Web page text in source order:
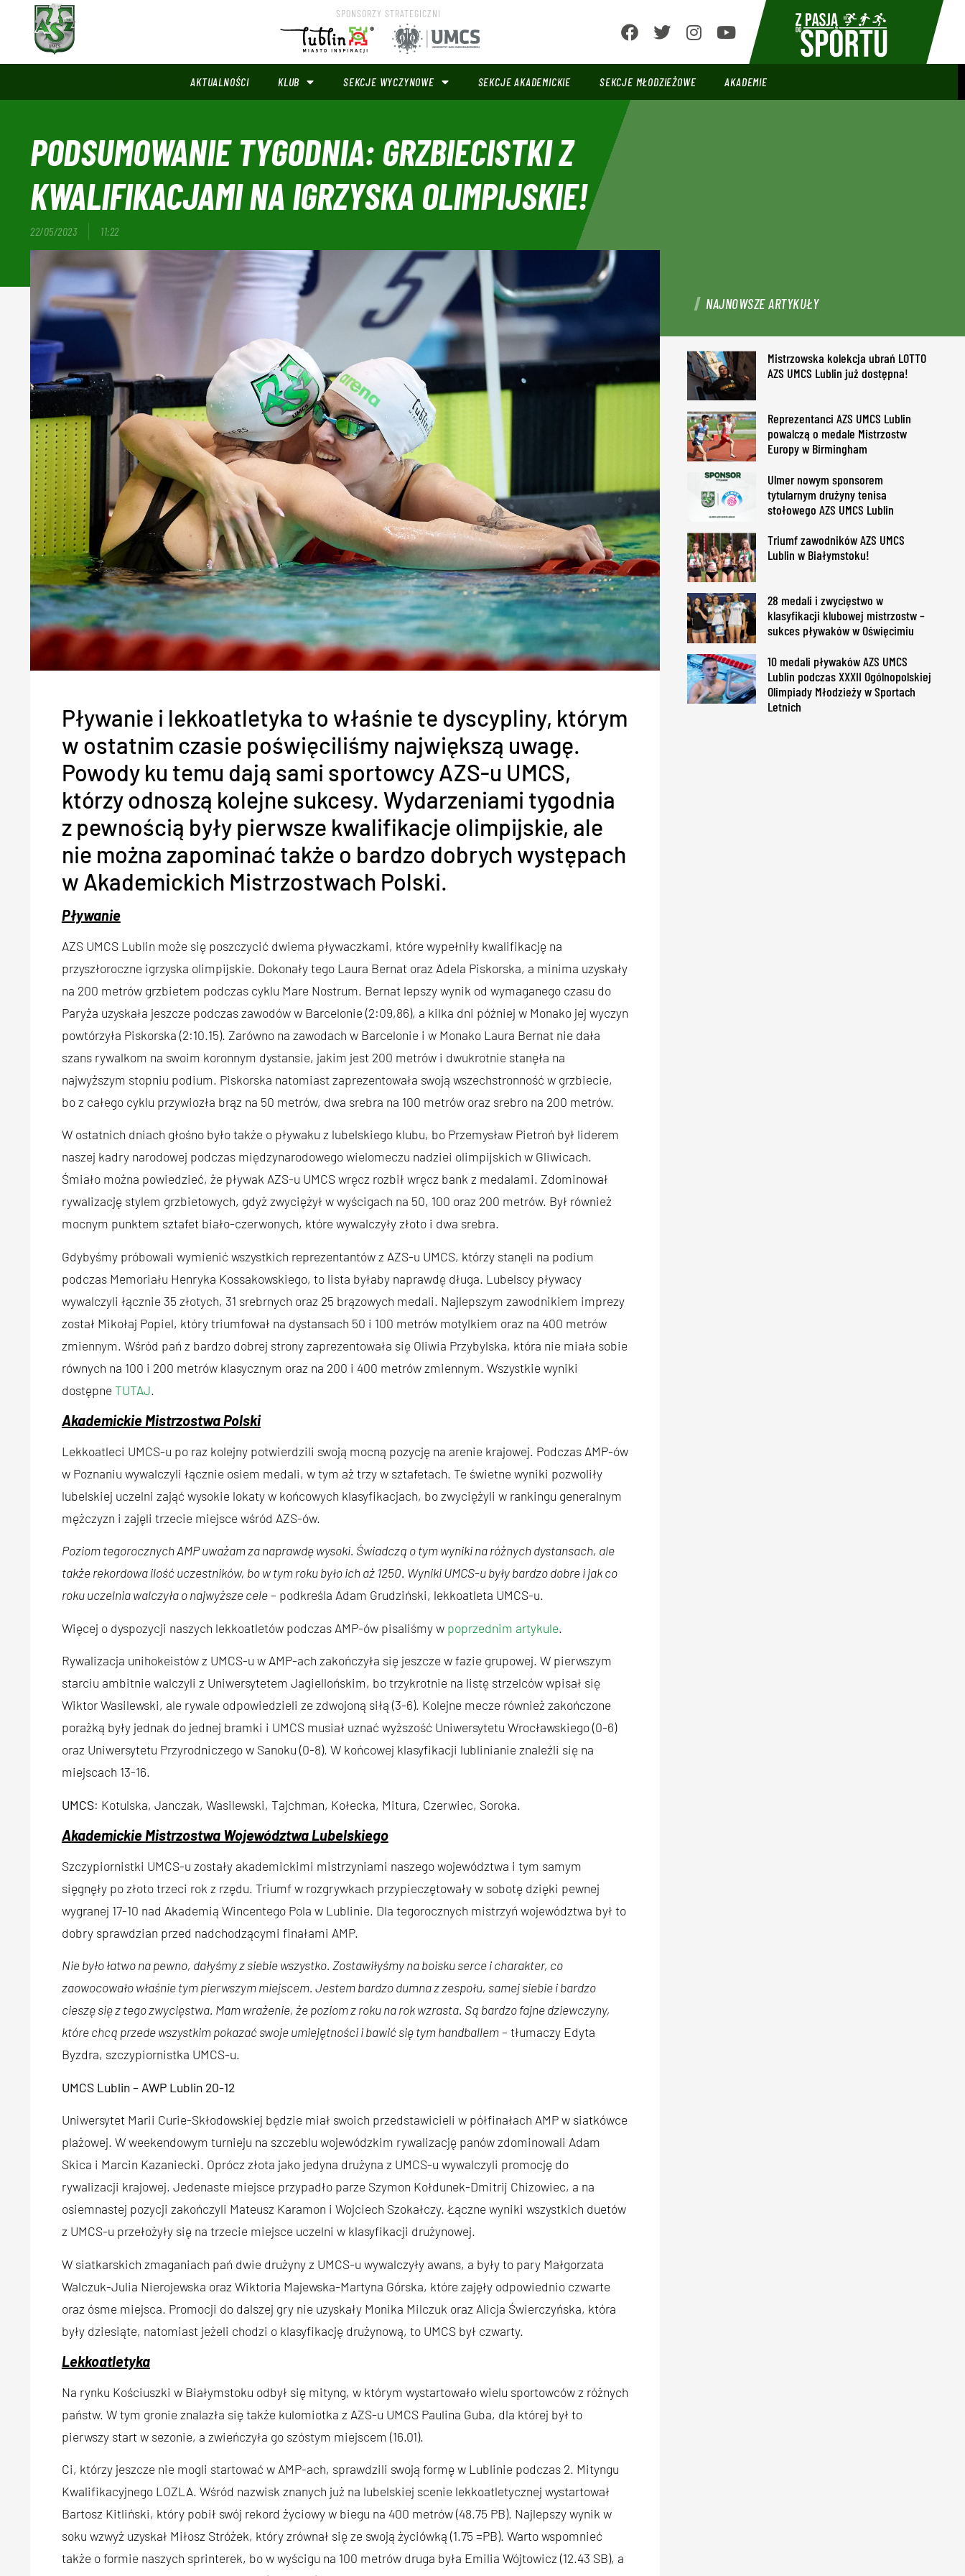
SPONSORZY STRATEGICZNI
AKTUALNOŚCI KLUB SEKCJE WYCZYNOWE SEKCJE AKADEMICKIE SEKCJE MŁODZIEŻOWE AKADEMIE
PODSUMOWANIE TYGODNIA: GRZBIECISTKI Z
KWALIFIKACJAMI NA IGRZYSKA OLIMPIJSKIE!
22/05/2023 11:22
Pływanie i lekkoatletyka to właśnie te dyscypliny, którym
w ostatnim czasie poświęciliśmy największą uwagę.
Powody ku temu dają sami sportowcy AZS-u UMCS,
którzy odnoszą kolejne sukcesy. Wydarzeniami tygodnia
z pewnością były pierwsze kwalifikacje olimpijskie, ale
nie można zapominać także o bardzo dobrych występach
w Akademickich Mistrzostwach Polski.
Pływanie
AZS UMCS Lublin może się poszczycić dwiema pływaczkami, które wypełniły kwalifikację na
przyszłoroczne igrzyska olimpijskie. Dokonały tego Laura Bernat oraz Adela Piskorska, a minima uzyskały
na 200 metrów grzbietem podczas cyklu Mare Nostrum. Bernat lepszy wynik od wymaganego czasu do
Paryża uzyskała jeszcze podczas zawodów w Barcelonie (2:09,86), a kilka dni później w Monako jej wyczyn
powtórzyła Piskorska (2:10.15). Zarówno na zawodach w Barcelonie i w Monako Laura Bernat nie dała
szans rywalkom na swoim koronnym dystansie, jakim jest 200 metrów i dwukrotnie stanęła na
najwyższym stopniu podium. Piskorska natomiast zaprezentowała swoją wszechstronność w grzbiecie,
bo z całego cyklu przywiozła brąz na 50 metrów, dwa srebra na 100 metrów oraz srebro na 200 metrów.
W ostatnich dniach głośno było także o pływaku z lubelskiego klubu, bo Przemysław Pietroń był liderem
naszej kadry narodowej podczas międzynarodowego wielomeczu nadziei olimpijskich w Gliwicach.
Śmiało można powiedzieć, że pływak AZS-u UMCS wręcz rozbił wręcz bank z medalami. Zdominował
rywalizację stylem grzbietowych, gdyż zwyciężył w wyścigach na 50, 100 oraz 200 metrów. Był również
mocnym punktem sztafet biało-czerwonych, które wywalczyły złoto i dwa srebra.
Gdybyśmy próbowali wymienić wszystkich reprezentantów z AZS-u UMCS, którzy stanęli na podium
podczas Memoriału Henryka Kossakowskiego, to lista byłaby naprawdę długa. Lubelscy pływacy
wywalczyli łącznie 35 złotych, 31 srebrnych oraz 25 brązowych medali. Najlepszym zawodnikiem imprezy
został Mikołaj Popiel, który triumfował na dystansach 50 i 100 metrów motylkiem oraz na 400 metrów
zmiennym. Wśród pań z bardzo dobrej strony zaprezentowała się Oliwia Przybylska, która nie miała sobie
równych na 100 i 200 metrów klasycznym oraz na 200 i 400 metrów zmiennym. Wszystkie wyniki
dostępneTUTAJ.
Akademickie Mistrzostwa Polski
Lekkoatleci UMCS-u po raz kolejny potwierdzili swoją mocną pozycję na arenie krajowej. Podczas AMP-ów
w Poznaniu wywalczyli łącznie osiem medali, w tym aż trzy w sztafetach. Te świetne wyniki pozwoliły
lubelskiej uczelni zająć wysokie lokaty w końcowych klasyfikacjach, bo zwyciężyli w rankingu generalnym
mężczyzn i zajęli trzecie miejsce wśród AZS-ów.
Poziom tegorocznych AMP uważam za naprawdę wysoki. Świadczą o tym wyniki na różnych dystansach, ale
także rekordowa ilość uczestników, bo w tym roku było ich aż 1250. Wyniki UMCS-u były bardzo dobre i jak co
roku uczelnia walczyła o najwyższe cele– podkreśla Adam Grudziński, lekkoatleta UMCS-u.
Więcej o dyspozycji naszych lekkoatletów podczas AMP-ów pisaliśmy w poprzednim artykule.
Rywalizacja unihokeistów z UMCS-u w AMP-ach zakończyła się jeszcze w fazie grupowej. W pierwszym
starciu ambitnie walczyli z Uniwersytetem Jagiellońskim, bo trzykrotnie na listę strzelców wpisał się
Wiktor Wasilewski, ale rywale odpowiedzieli ze zdwojoną siłą (3-6). Kolejne mecze również zakończone
porażką były jednak do jednej bramki i UMCS musiał uznać wyższość Uniwersytetu Wrocławskiego (0-6)
oraz Uniwersytetu Przyrodniczego w Sanoku (0-8). W końcowej klasyfikacji lublinianie znaleźli się na
miejscach 13-16.
UMCS: Kotulska, Janczak, Wasilewski, Tajchman, Kołecka, Mitura, Czerwiec, Soroka.
Akademickie Mistrzostwa Województwa Lubelskiego
Szczypiornistki UMCS-u zostały akademickimi mistrzyniami naszego województwa i tym samym
sięgnęły po złoto trzeci rok z rzędu. Triumf w rozgrywkach przypieczętowały w sobotę dzięki pewnej
wygranej 17-10 nad Akademią Wincentego Pola w Lublinie. Dla tegorocznych mistrzyń województwa był to
dobry sprawdzian przed nadchodzącymi finałami AMP.
Nie było łatwo na pewno, dałyśmy z siebie wszystko. Zostawiłyśmy na boisku serce i charakter, co
zaowocowało właśnie tym pierwszym miejscem. Jestem bardzo dumna z zespołu, samej siebie i bardzo
cieszę się z tego zwycięstwa. Mam wrażenie, że poziom z roku na rok wzrasta. Są bardzo fajne dziewczyny,
które chcą przede wszystkim pokazać swoje umiejętności i bawić się tym handballem– tłumaczy Edyta
Byzdra, szczypiornistka UMCS-u.
UMCS Lublin – AWP Lublin 20-12
Uniwersytet Marii Curie-Skłodowskiej będzie miał swoich przedstawicieli w półfinałach AMP w siatkówce
plażowej. W weekendowym turnieju na szczeblu wojewódzkim rywalizację panów zdominowali Adam
Skica i Marcin Kazaniecki. Oprócz złota jako jedyna drużyna z UMCS-u wywalczyli promocję do
rywalizacji krajowej. Jedenaste miejsce przypadło parze Szymon Kołdunek-Dmitrij Chizowiec, a na
osiemnastej pozycji zakończyli Mateusz Karamon i Wojciech Szokałczy. Łączne wyniki wszystkich duetów
z UMCS-u przełożyły się na trzecie miejsce uczelni w klasyfikacji drużynowej.
W siatkarskich zmaganiach pań dwie drużyny z UMCS-u wywalczyły awans, a były to pary Małgorzata
Walczuk-Julia Nierojewska oraz Wiktoria Majewska-Martyna Górska, które zajęły odpowiednio czwarte
oraz ósme miejsca. Promocji do dalszej gry nie uzyskały Monika Milczuk oraz Alicja Świerczyńska, która
były dziesiąte, natomiast jeżeli chodzi o klasyfikację drużynową, to UMCS był czwarty.
Lekkoatletyka
Na rynku Kościuszki w Białymstoku odbył się mityng, w którym wystartowało wielu sportowców z różnych
państw. W tym gronie znalazła się także kulomiotka z AZS-u UMCS Paulina Guba, dla której był to
pierwszy start w sezonie, a zwieńczyła go szóstym miejscem (16.01).
Ci, którzy jeszcze nie mogli startować w AMP-ach, sprawdzili swoją formę w Lublinie podczas 2. Mityngu
Kwalifikacyjnego LOZLA. Wśród nazwisk znanych już na lubelskiej scenie lekkoatletycznej wystartował
Bartosz Kitliński, który pobił swój rekord życiowy w biegu na 400 metrów (48.75 PB). Najlepszy wynik w
soku wzwyż uzyskał Miłosz Stróżek, który zrównał się ze swoją życiówką (1.75 =PB). Warto wspomnieć
także o formie naszych sprinterek, bo w wyścigu na 100 metrów druga była Emilia Wójtowicz (12.43 SB), a
NAJNOWSZE ARTYKUŁY
Mistrzowska kolekcja ubrań LOTTO
AZS UMCS Lublin już dostępna!
Reprezentanci AZS UMCS Lublin
powalczą o medale Mistrzostw
Europy w Birmingham
Ulmer nowym sponsorem
tytularnym drużyny tenisa
stołowego AZS UMCS Lublin
Triumf zawodników AZS UMCS
Lublin w Białymstoku!
28 medali i zwycięstwo w
klasyfikacji klubowej mistrzostw –
sukces pływaków w Oświęcimiu
10 medali pływaków AZS UMCS
Lublin podczas XXXII Ogólnopolskiej
Olimpiady Młodzieży w Sportach
Letnich